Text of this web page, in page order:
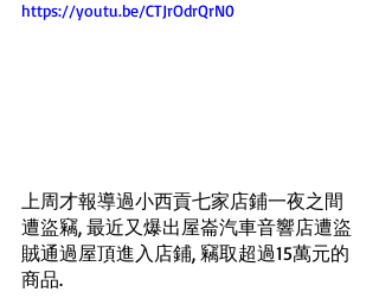
https://youtu.be/CTJrOdrQrN0
上周才報導過小西貢七家店鋪一夜之間
遭盜竊, 最近又爆出屋崙汽車音響店遭盜
賊通過屋頂進入店鋪, 竊取超過15萬元的
商品.